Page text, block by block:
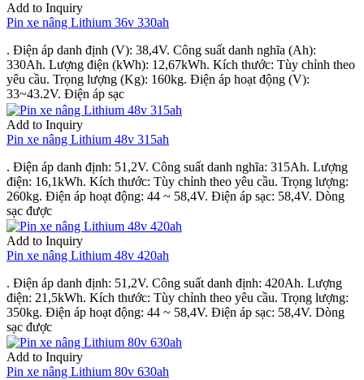
Add to Inquiry
Pin xe nâng Lithium 36v 330ah
. Điện áp danh định (V): 38,4V. Công suất danh nghĩa (Ah):
330Ah. Lượng điện (kWh): 12,67kWh. Kích thước: Tùy chỉnh theo
yêu cầu. Trọng lượng (Kg): 160kg. Điện áp hoạt động (V):
33~43.2V. Điện áp sạc
Add to Inquiry
Pin xe nâng Lithium 48v 315ah
. Điện áp danh định: 51,2V. Công suất danh nghĩa: 315Ah. Lượng
điện: 16,1kWh. Kích thước: Tùy chỉnh theo yêu cầu. Trọng lượng:
260kg. Điện áp hoạt động: 44 ~ 58,4V. Điện áp sạc: 58,4V. Dòng
sạc được
Add to Inquiry
Pin xe nâng Lithium 48v 420ah
. Điện áp danh định: 51,2V. Công suất danh định: 420Ah. Lượng
điện: 21,5kWh. Kích thước: Tùy chỉnh theo yêu cầu. Trọng lượng:
350kg. Điện áp hoạt động: 44 ~ 58,4V. Điện áp sạc: 58,4V. Dòng
sạc được
Add to Inquiry
Pin xe nâng Lithium 80v 630ah